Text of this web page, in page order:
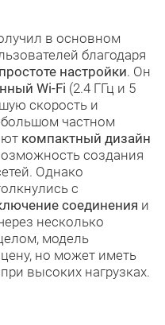
в основном
благодаря
настройки. Он
Wi-Fi (2.4 ГГц и 5
скорость и
частном
компактный дизайн
создания
Однако
с
соединения и
несколько
модель
но может иметь
высоких нагрузках.